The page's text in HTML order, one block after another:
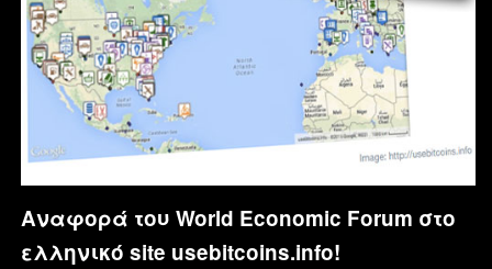
Αναφορά του World Economic Forum στο
ελληνικό site usebitcoins.info!